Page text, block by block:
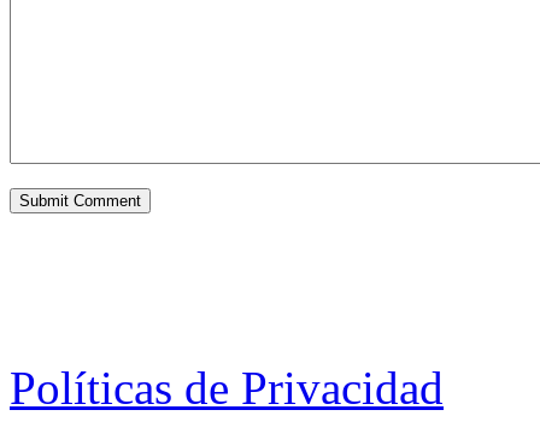
Políticas de Privacidad